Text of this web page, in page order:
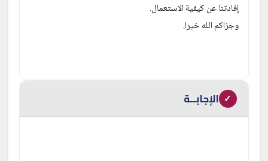
إفادتنا عن كيفية الاستعمال.
وجزاكم الله خيرا.
✓ الإجابــة